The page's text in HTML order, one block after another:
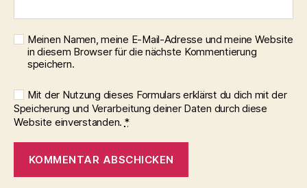
Meinen Namen, meine E-Mail-Adresse und meine Website
in diesem Browser für die nächste Kommentierung
speichern.
Mit der Nutzung dieses Formulars erklärst du dich mit der
Speicherung und Verarbeitung deiner Daten durch diese
Website einverstanden. *